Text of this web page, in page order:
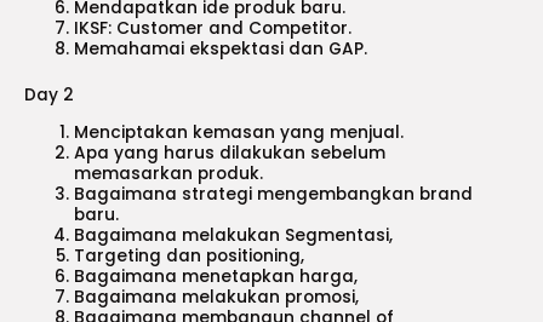
Mendapatkan ide produk baru.
IKSF: Customer and Competitor.
Memahamai ekspektasi dan GAP.
Day 2
Menciptakan kemasan yang menjual.
Apa yang harus dilakukan sebelum
memasarkan produk.
Bagaimana strategi mengembangkan brand
baru.
Bagaimana melakukan Segmentasi,
Targeting dan positioning,
Bagaimana menetapkan harga,
Bagaimana melakukan promosi,
Bagaimana membangun channel of